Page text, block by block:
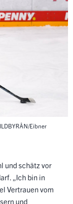
Eibner
und schätz vor
„ Ich bin in
Vertrauen vom
und